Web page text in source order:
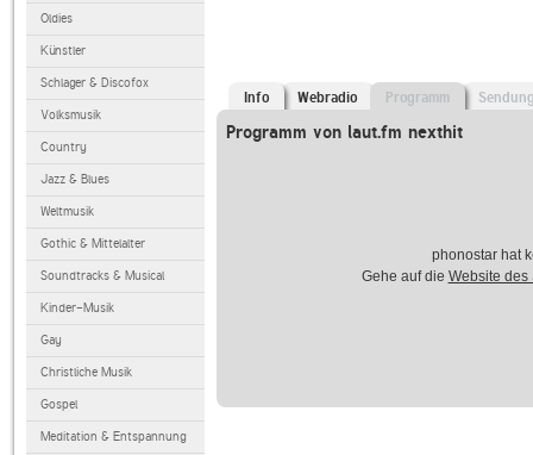
Oldies
Künstler
Schlager & Discofox
Volksmusik
Country
Jazz & Blues
Weltmusik
Gothic & Mittelalter
Soundtracks & Musical
Kinder-Musik
Gay
Christliche Musik
Gospel
Meditation & Entspannung
Info Webradio Programm
Programm von laut.fm nexthit
phonostar hat
Gehe auf die Website des